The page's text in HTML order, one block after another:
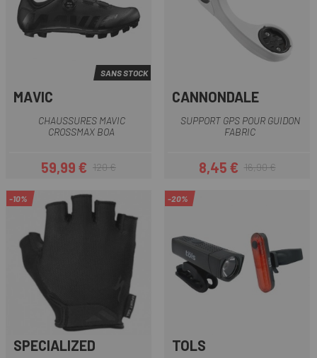
SANS STOCK
MAVIC
CHAUSSURES MAVIC
CROSSMAX BOA
Prix
59,99 €Prix habituel
120 €
CANNONDALE
SUPPORT GPS POUR GUIDON
FABRIC
Prix
8,45 €Prix habituel
16,90 €
-10%
SPECIALIZED
-20%
TOLS